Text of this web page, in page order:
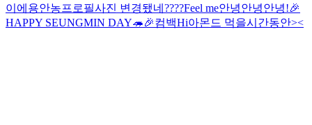
이에용안농프로필사진 변경됐네????Feel me안녕안녕안녕!🎉
HAPPY SEUNGMIN DAY🦔🎉컴백Hi아몬드 먹을시간동안><